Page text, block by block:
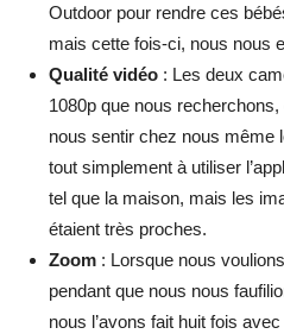
Outdoor pour rendre ces
mais cette fois-ci, nous nous
Qualité vidéo : Les deux
1080p que nous
nous sentir chez nous même
tout simplement à utiliser
tel que la maison, mais les
étaient très proches.
Zoom : Lorsque nous
pendant que nous nous
nous l’avons fait huit fois